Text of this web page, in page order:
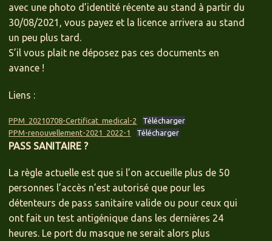
avec une photo d’identité récente au stand à partir du
30/08/2021, vous payez et la licence arrivera au stand
un peu plus tard.
S’il vous plait ne déposez pas ces documents en
avance !
Liens :
PPM_20210708-Certificat_medical-2
Télécharger
PPM-renouvellement-2021_2022-1
Télécharger
PASS SANITAIRE ?
La règle actuelle est que si l’on accueille plus de 50
personnes l’accès n’est autorisé que pour les
détenteurs de pass sanitaire valide ou pour ceux qui
ont fait un test antigénique dans les dernières 24
heures. Le port du masque ne serait alors plus